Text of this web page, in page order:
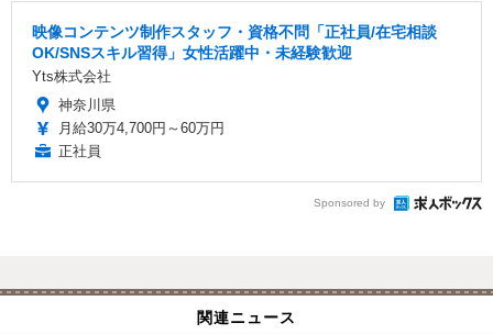
映像コンテンツ制作スタッフ・資格不問「正社員/在宅相談
OK/SNSスキル習得」女性活躍中・未経験歓迎
Yts株式会社
神奈川県
月給30万4,700円～60万円
正社員
Sponsored by
関連ニュース